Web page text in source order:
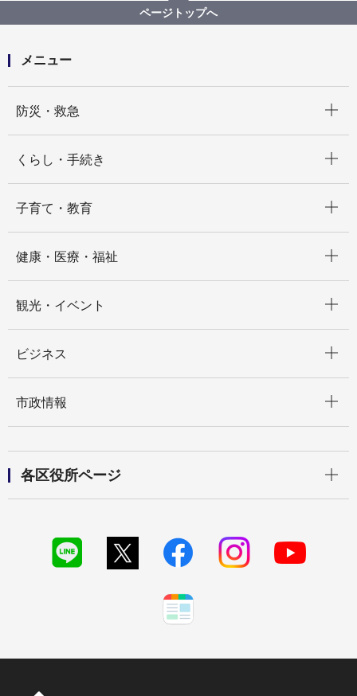
ページトップへ
メニュー
防災・救急
くらし・手続き
子育て・教育
健康・医療・福祉
観光・イベント
ビジネス
市政情報
各区役所ページ